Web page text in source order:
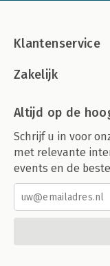
Klantenservice
Zakelijk
Altijd op de
Schrijf u in voor
met relevante
events en de